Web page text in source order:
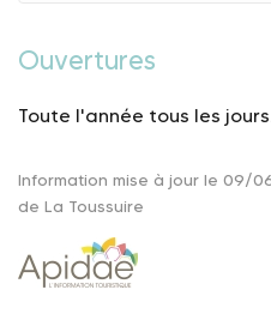
Ouvertures
Toute l'année tous les
Information mise à jour le 09/
de La Toussuire